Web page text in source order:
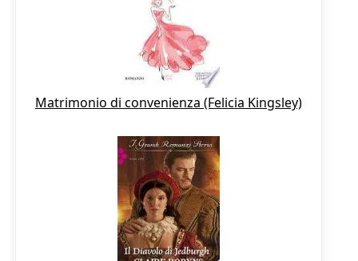
Matrimonio di convenienza (Felicia Kingsley)